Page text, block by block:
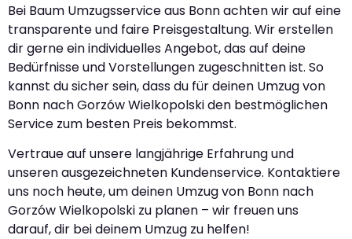
Bei Baum Umzugsservice aus Bonn achten wir auf eine
transparente und faire Preisgestaltung. Wir erstellen
dir gerne ein individuelles Angebot, das auf deine
Bedürfnisse und Vorstellungen zugeschnitten ist. So
kannst du sicher sein, dass du für deinen Umzug von
Bonn nach Gorzów Wielkopolski den bestmöglichen
Service zum besten Preis bekommst.
Vertraue auf unsere langjährige Erfahrung und
unseren ausgezeichneten Kundenservice. Kontaktiere
uns noch heute, um deinen Umzug von Bonn nach
Gorzów Wielkopolski zu planen – wir freuen uns
darauf, dir bei deinem Umzug zu helfen!